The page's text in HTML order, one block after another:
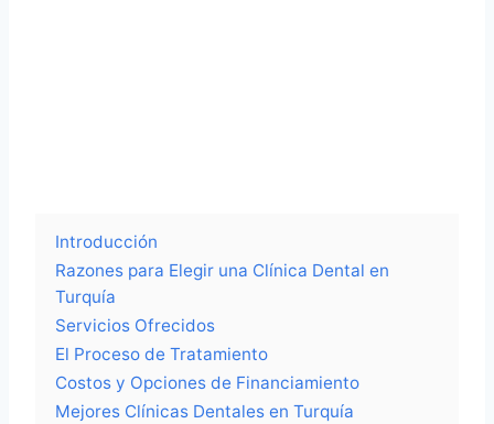
Introducción
Razones para Elegir una Clínica Dental en
Turquía
Servicios Ofrecidos
El Proceso de Tratamiento
Costos y Opciones de Financiamiento
Mejores Clínicas Dentales en Turquía